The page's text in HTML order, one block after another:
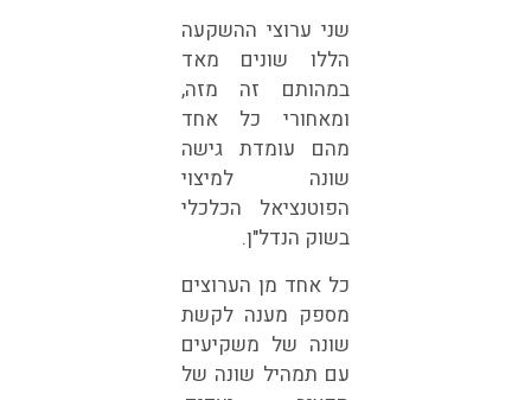
שני ערוצי ההשקעה
הללו שונים מאד
במהותם זה מזה,
ומאחורי כל אחד
מהם עומדת גישה
שונה למיצוי
הפוטנציאל הכלכלי
בשוק הנדל"ן.
כל אחד מן הערוצים
מספק מענה לקשת
שונה של משקיעים
עם תמהיל שונה של